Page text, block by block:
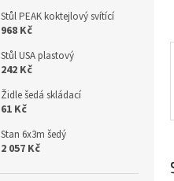
Stůl PEAK koktejlový svítící
968 Kč
Stůl USA plastový
242 Kč
Židle šedá skládací
61 Kč
Stan 6x3m šedý
2 057 Kč